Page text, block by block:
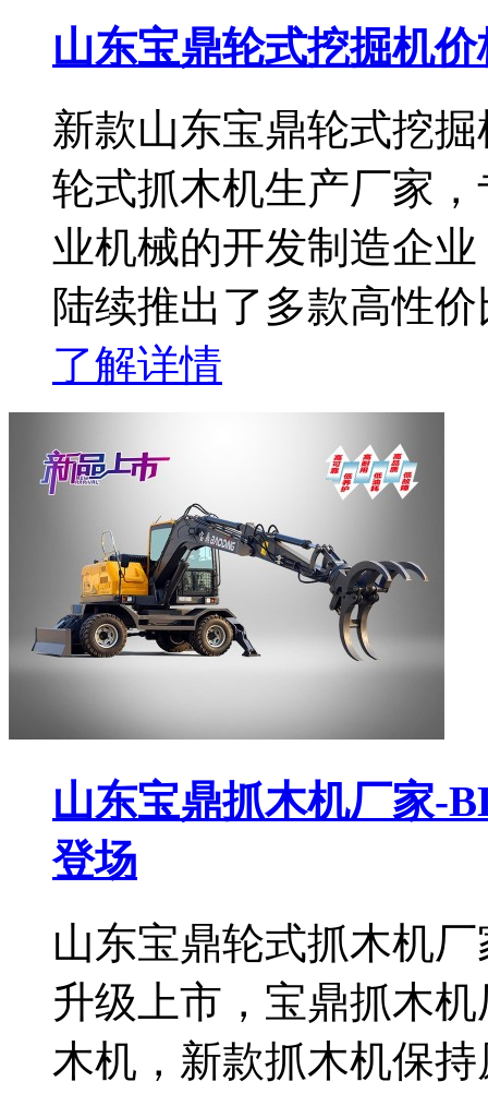
山东宝鼎轮式挖掘机
新款山东宝鼎轮式挖
轮式抓木机生产厂家
业机械的开发制造企
陆续推出了多款高性
了解详情
山东宝鼎抓木机厂家-
登场
山东宝鼎轮式抓木机
升级上市，宝鼎抓木
木机，新款抓木机保